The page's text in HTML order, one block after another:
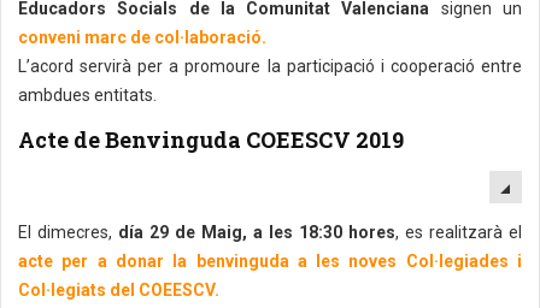
Educadors Socials de la Comunitat Valenciana signen un
conveni marc de col·laboració.
L’acord servirà per a promoure la participació i cooperació entre
ambdues entitats.
Acte de Benvinguda COEESCV 2019
El dimecres, día 29 de Maig, a les 18:30 hores, es realitzarà el
acte per a donar la benvinguda a les noves Col·legiades i
Col·legiats del COEESCV.